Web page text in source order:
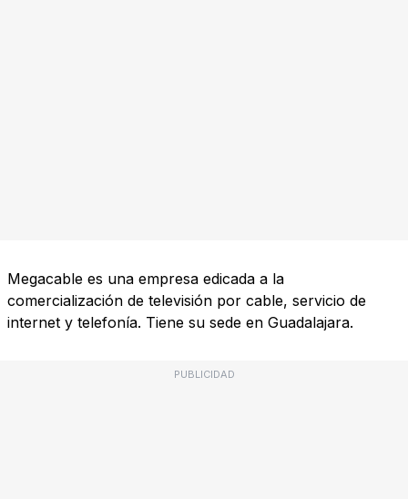
Megacable es una empresa edicada a la
comercialización de televisión por cable, servicio de
internet y telefonía. Tiene su sede en Guadalajara.
PUBLICIDAD